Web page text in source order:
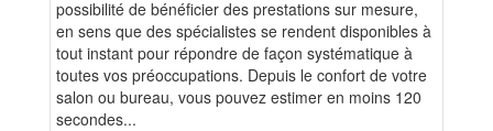
possibilité de bénéficier des prestations sur mesure,
en sens que des spécialistes se rendent disponibles à
tout instant pour répondre de façon systématique à
toutes vos préoccupations. Depuis le confort de votre
salon ou bureau, vous pouvez estimer en moins 120
secondes...